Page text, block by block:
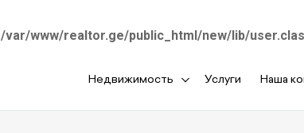
/var/www/realtor.ge/public_html/new/lib/
Недвижимость Услуги Наша